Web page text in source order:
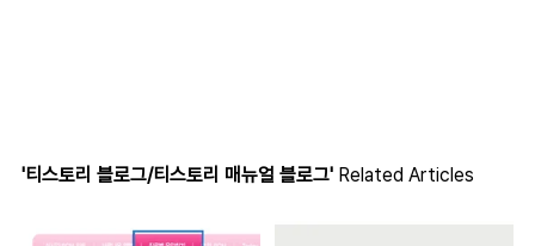
'티스토리 블로그/티스토리 매뉴얼 블로그' Related Articles